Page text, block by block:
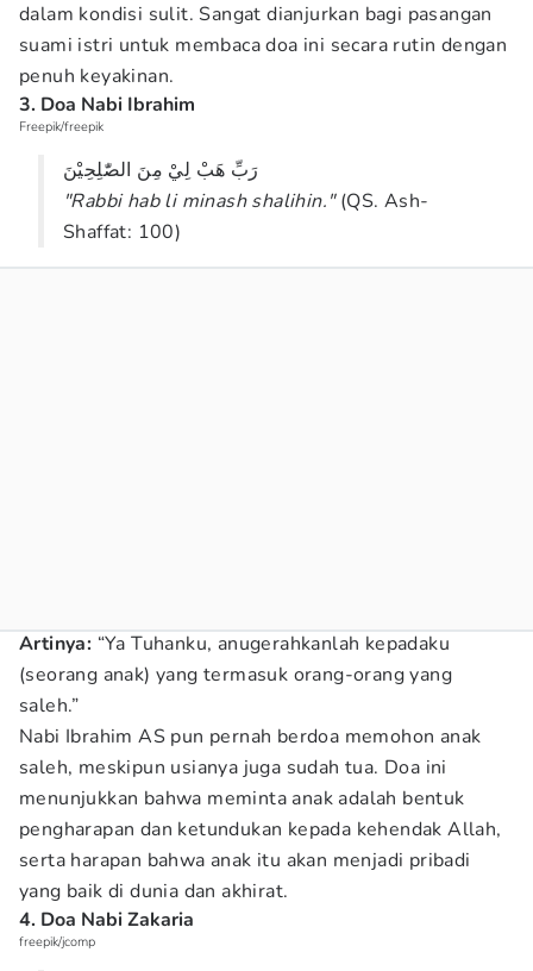
dalam kondisi sulit. Sangat dianjurkan bagi pasangan
suami istri untuk membaca doa ini secara rutin dengan
penuh keyakinan.
3. Doa Nabi Ibrahim
Freepik/freepik
رَبِّ هَبْ لِيْ مِنَ الصّٰلِحِيْنَ
"Rabbi hab li minash shalihin."(QS. Ash-
Shaffat: 100)
Artinya: “Ya Tuhanku, anugerahkanlah kepadaku
(seorang anak) yang termasuk orang-orang yang
saleh.”
Nabi Ibrahim AS pun pernah berdoa memohon anak
saleh, meskipun usianya juga sudah tua. Doa ini
menunjukkan bahwa meminta anak adalah bentuk
pengharapan dan ketundukan kepada kehendak Allah,
serta harapan bahwa anak itu akan menjadi pribadi
yang baik di dunia dan akhirat.
4. Doa Nabi Zakaria
freepik/jcomp